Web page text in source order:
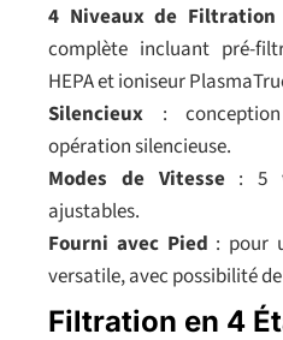
4 Niveaux de Filtration
complète incluant pré-
HEPA et ioniseur
Silencieux :
opération silencieuse.
Modes de Vitesse: 5
ajustables.
Fourni avec Pied : pour
versatile, avec possibilité
Filtration en 4